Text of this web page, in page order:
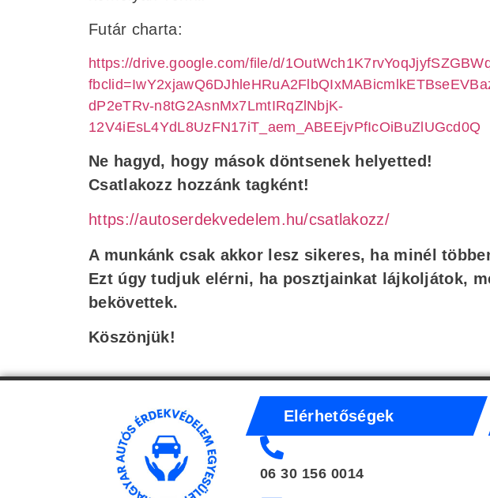
Futár charta:
https://drive.google.com/file/d/
dP2eTRv-n8tG2AsnMx7LmtIRqZlNbjK-
12V4iEsL4YdL8UzFN17iT_aem_ABEEjvPfIcOiBuZlUGcd0Q
Ne hagyd, hogy mások döntsenek helyetted!
Csatlakozz hozzánk tagként!
https://autoserdekvedelem.hu/csatlakozz/
A munkánk csak akkor lesz sikeres, ha minél
Ezt úgy tudjuk elérni, ha posztjainkat lájkoljátok,
bekövettek.
Köszönjük!
Elérhetőségek
06 30 156 0014